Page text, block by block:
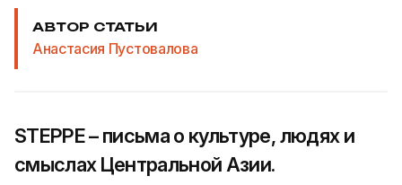
АВТОР СТАТЬИ
Анастасия Пустовалова
STEPPE – письма о культуре, людях и
смыслах Центральной Азии.